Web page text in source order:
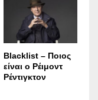
Blacklist – Ποιος
είναι ο Ρέιμοντ
Ρέντιγκτον